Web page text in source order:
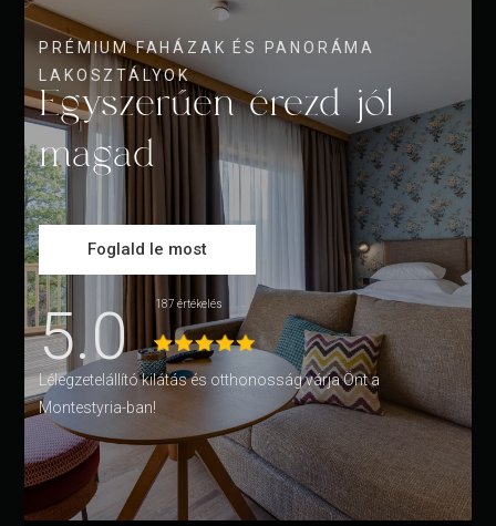
PRÉMIUM FAHÁZAK ÉS PANORÁMA
LAKOSZTÁLYOK
Egyszerűen érezd jól
magad
Foglald le most
5.0 187 értékelés
Lélegzetelállító kilátás és otthonosság várja Önt a
Montestyria-ban!